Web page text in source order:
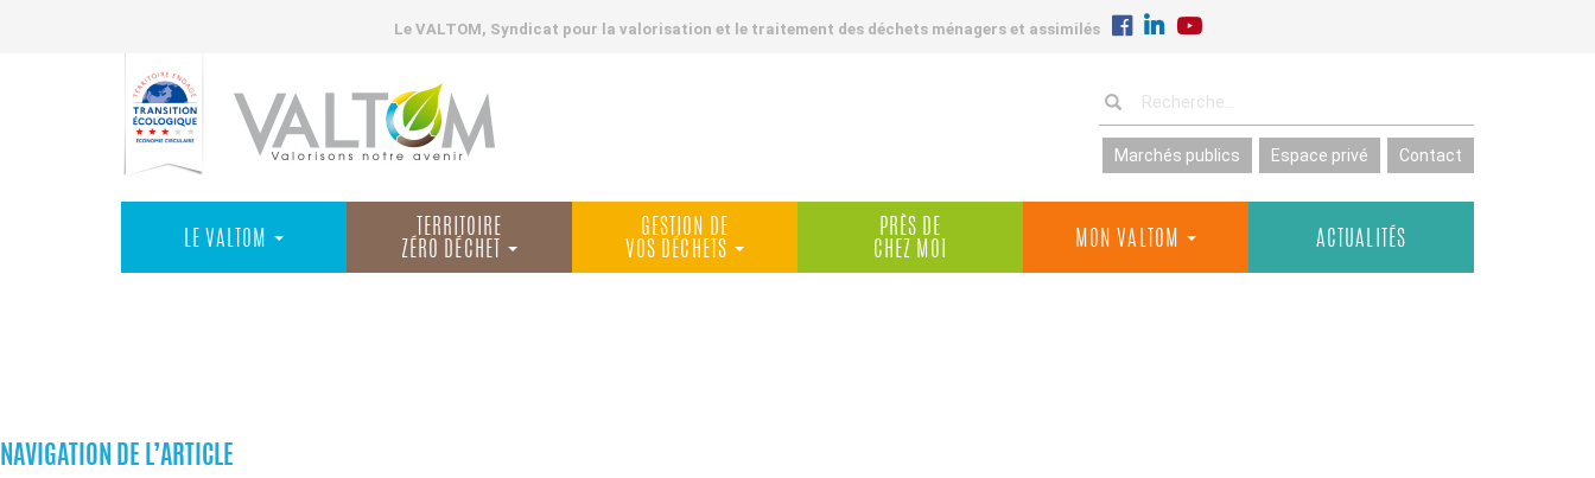
Le VALTOM, Syndicat pour la valorisation et le traitement des déchets ménagers et assimilés
Marchés publics Espace privé Contact
LE VALTOM
TERRITOIRE
ZÉRO DÉCHET
GESTION DE
VOS DÉCHETS
PRÈS DE
CHEZ MOI
MON VALTOM ACTUALITÉS
NAVIGATION DE L’ARTICLE